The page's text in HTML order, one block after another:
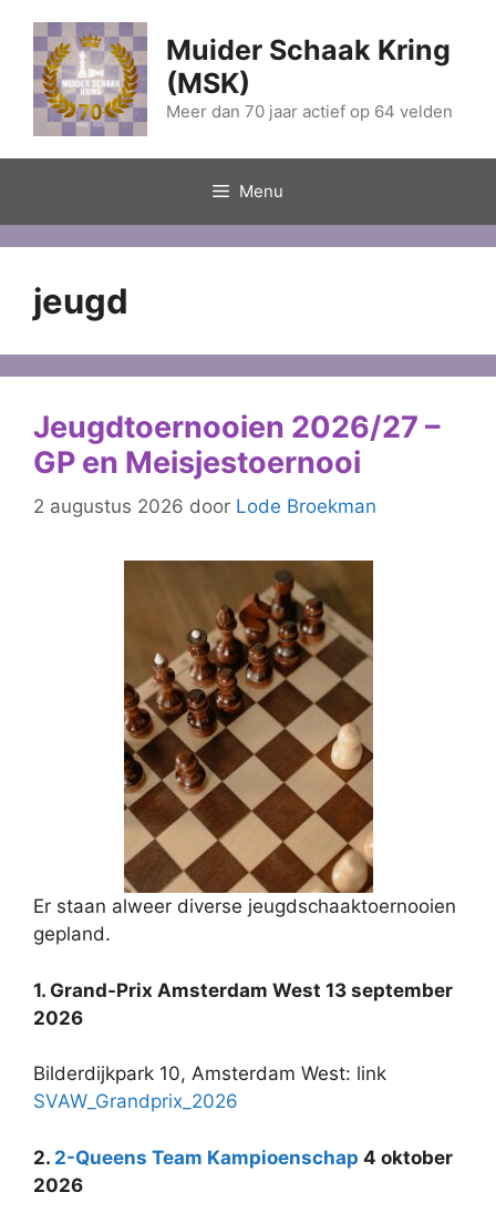
naar
inhoud
Muider Schaak Kring
(MSK)
Meer dan 70 jaar actief op 64 velden
Menu
jeugd
Jeugdtoernooien 2026/27 –
GP en Meisjestoernooi
2 augustus 2026 door Lode Broekman
Er staan alweer diverse jeugdschaaktoernooien
gepland.
1. Grand-Prix Amsterdam West 13 september
2026
Bilderdijkpark 10, Amsterdam West: link
SVAW_Grandprix_2026
2. 2-Queens Team Kampioenschap 4 oktober
2026